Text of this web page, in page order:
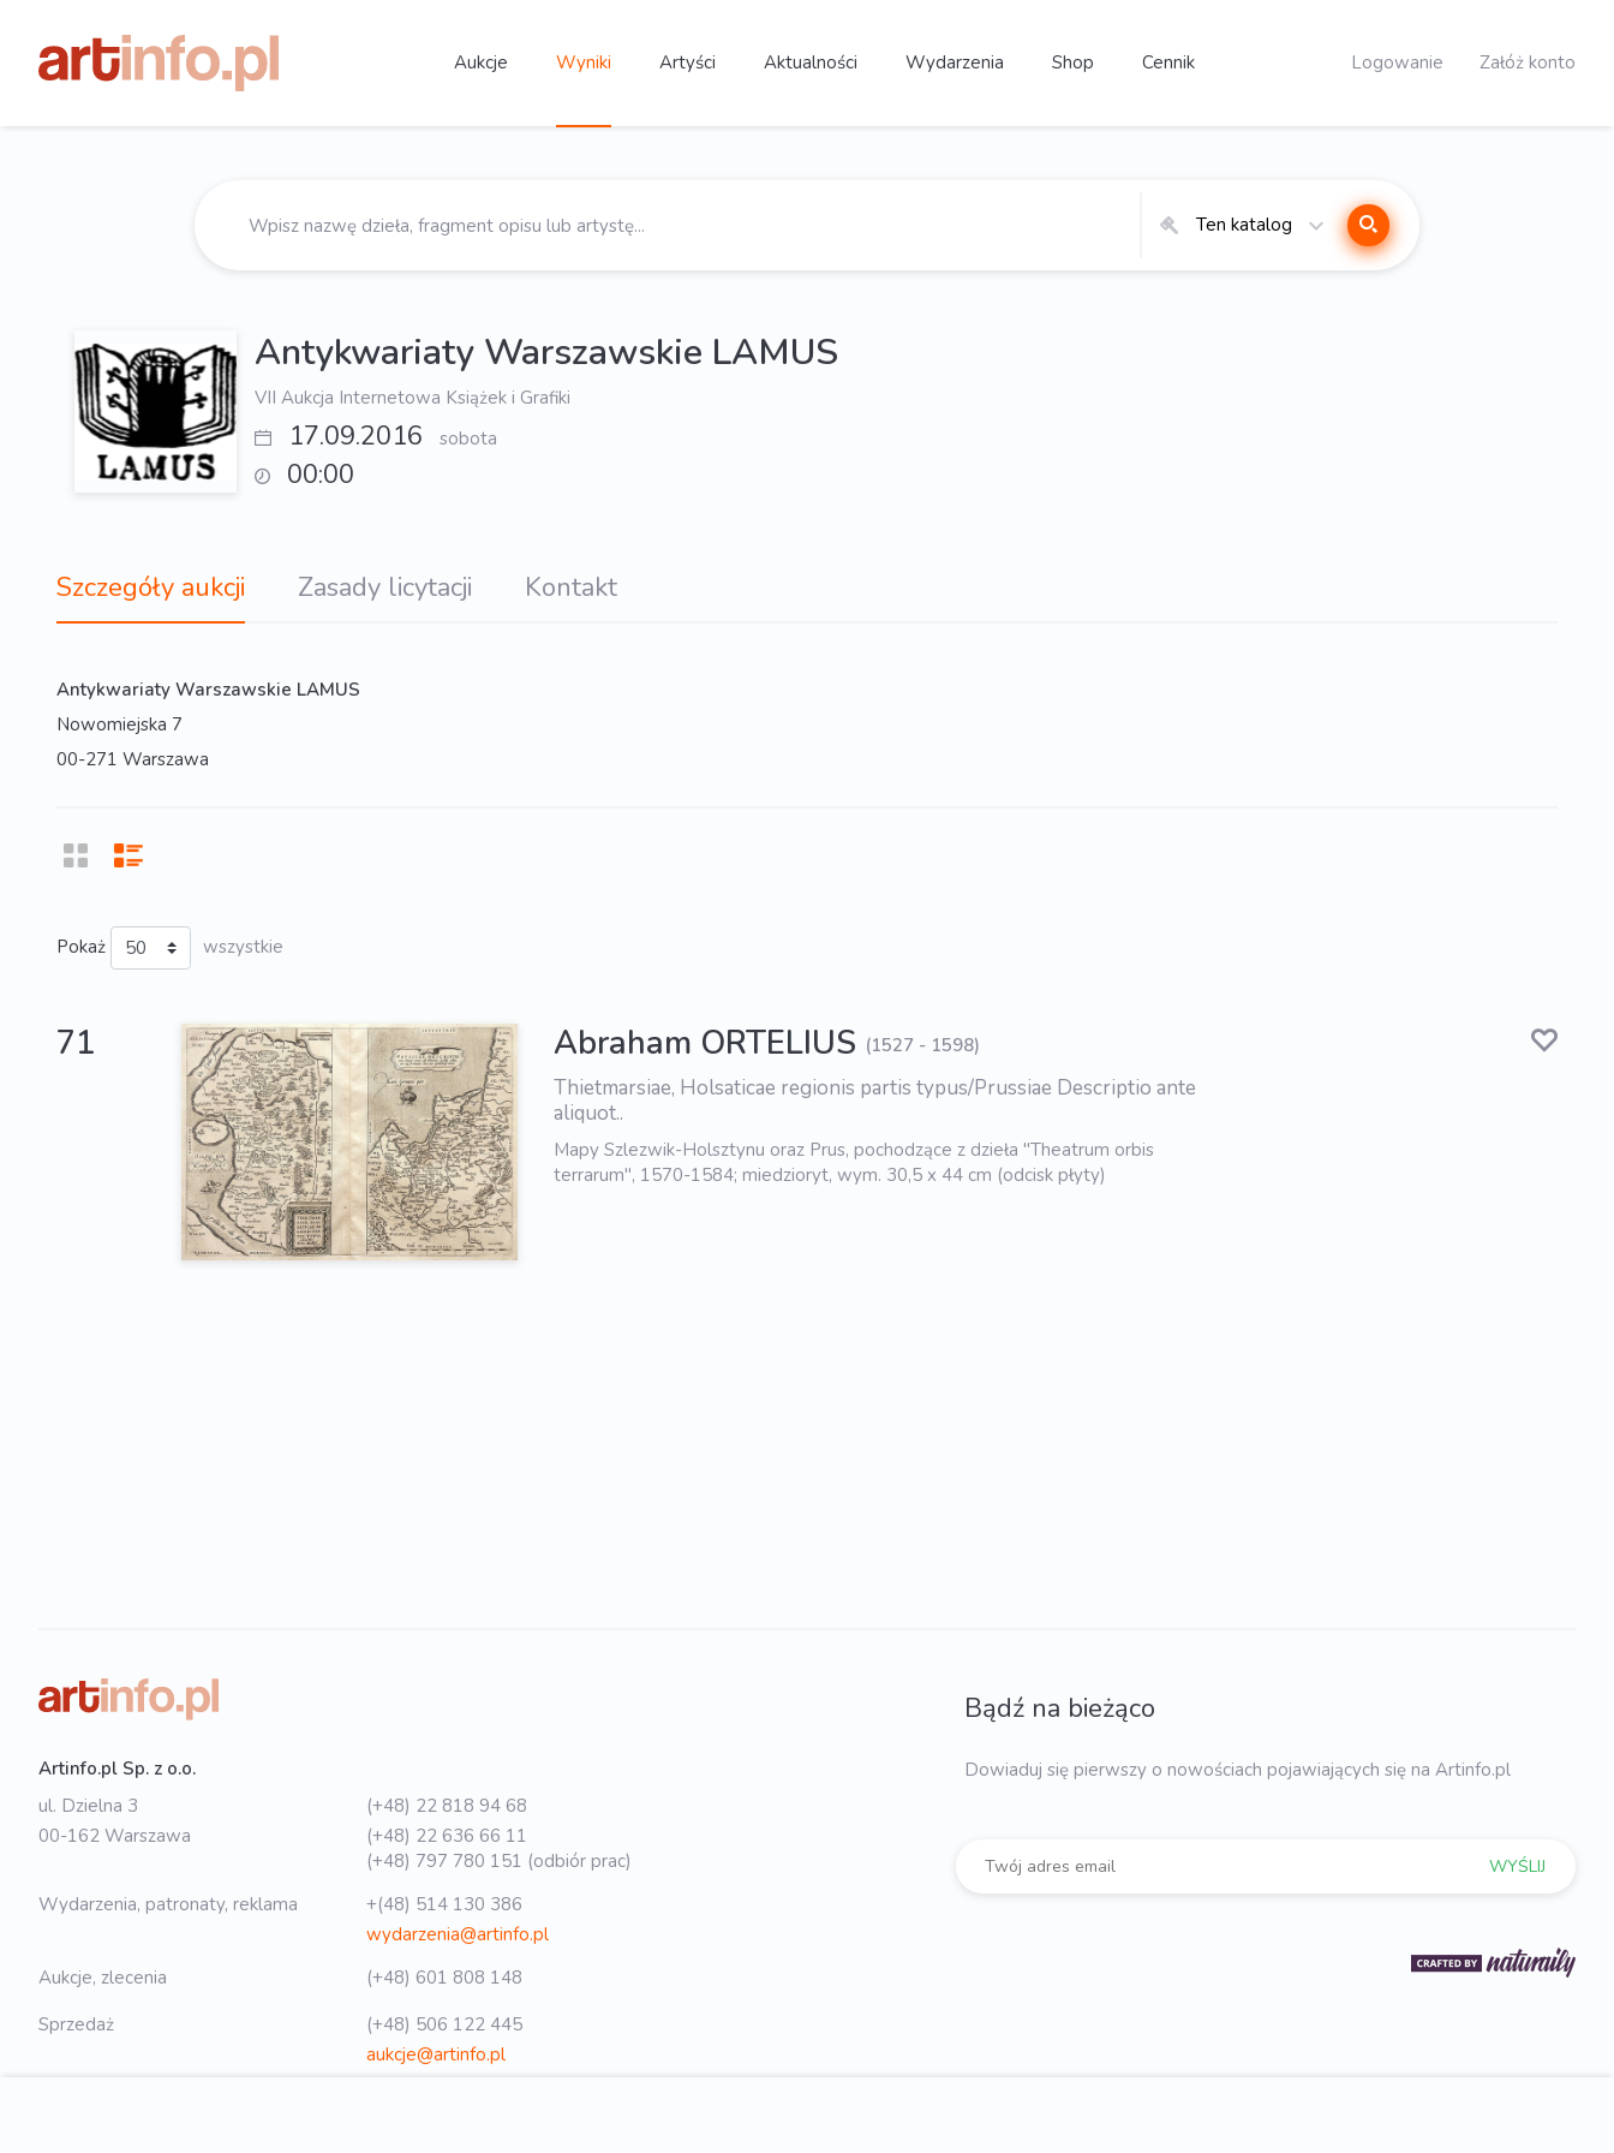
Aukcje Wyniki Artyści Aktualności Wydarzenia Shop Cennik Logowanie Załóż konto
Ten katalog
Antykwariaty Warszawskie LAMUS
VII Aukcja Internetowa Książek i Grafiki
17.09.2016 sobota
00:00
Szczegóły aukcji Zasady licytacji Kontakt
Antykwariaty Warszawskie LAMUS
Nowomiejska 7
00-271 Warszawa
Pokaż wszystkie
71 Abraham ORTELIUS (1527 - 1598)
Thietmarsiae, Holsaticae regionis partis typus/Prussiae Descriptio ante
aliquot..
Mapy Szlezwik-Holsztynu oraz Prus, pochodzące z dzieła "Theatrum orbis
terrarum", 1570-1584; miedzioryt, wym. 30,5 x 44 cm (odcisk płyty)
Artinfo.pl Sp. z o.o.
ul. Dzielna 3
00-162 Warszawa
(+48) 22 818 94 68
(+48) 22 636 66 11
(+48) 797 780 151 (odbiór prac)
Wydarzenia, patronaty, reklama
+(48) 514 130 386
wydarzenia@artinfo.pl
Aukcje, zlecenia
(+48) 601 808 148
Sprzedaż
(+48) 506 122 445
aukcje@artinfo.pl
Bądź na bieżąco
Dowiaduj się pierwszy o nowościach pojawiających się na Artinfo.pl
WYŚLIJ